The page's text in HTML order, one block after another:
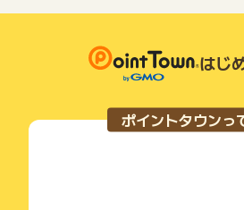
までお問い合わせください。ポイント
て一度でも同サービス・お買い物を利
ご利用前には、Cookieの削除をおこな
サービス・お買い物利用時にお電話な
法がある場合、必ずサイト上のWEBフ
各サービス・お買い物の獲得ポイント
れた時点の条件が適用されます。
条件を達成しているかどうかは各広告
っているため、広告主はポイントに関
そのため、ポイントタウンのポイント
広告主様に直接行わないようお願いい
はじ
ポイントタウンっ